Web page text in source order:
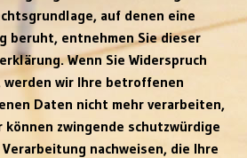
auf denen eine
beruht, entnehmen Sie dieser
Wenn Sie Widerspruch
werden wir Ihre betroffenen
Daten nicht mehr verarbeiten,
können zwingende schutzwürdige
nachweisen, die Ihre